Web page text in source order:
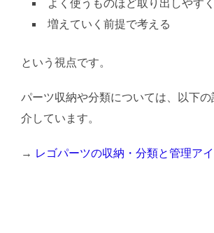
よく使うものほど取り出しやす
増えていく前提で考える
という視点です。
パーツ収納や分類については、以下
介しています。
→ レゴパーツの収納・分類と管理ア